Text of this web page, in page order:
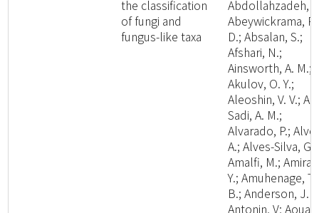
the classification
of fungi and
fungus-like taxa
Abdollahzadeh,
Abeywickrama, P.
D.; Absalan, S.;
Afshari, N.;
Ainsworth, A. M.;
Akulov, O. Y.;
Aleoshin, V. V.; Al-
Sadi, A. M.;
Alvarado, P.;
A.; Alves-Silva, G.;
Amalfi, M.; Amira,
Y.; Amuhenage, T.
B.; Anderson, J.
Antonin, V; Aouali,